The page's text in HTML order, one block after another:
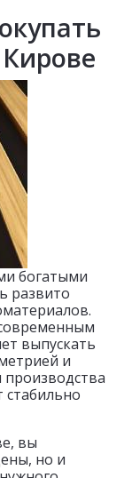
богатыми
развито
выпускать
и
производства
стабильно
вы
но и